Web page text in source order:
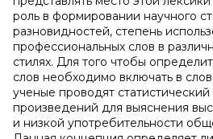
роль в формировании научного
разновидностей, степень
профессиональных слов в
стилях. Для того чтобы
слов необходимо включать в
ученые проводят
произведений для выяснения
и низкой употребительности